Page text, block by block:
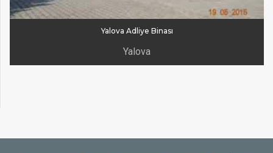
Yalova Adliye Binası
Yalova